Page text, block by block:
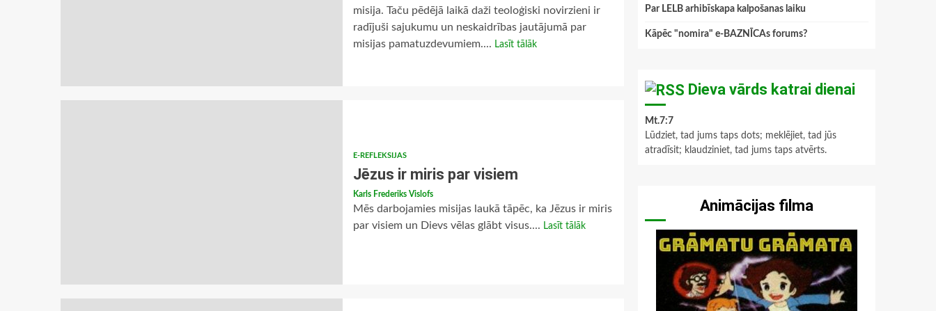
misija. Taču pēdējā laikā daži teoloģiski novirzieni ir
radījuši sajukumu un neskaidrības jautājumā par
misijas pamatuzdevumiem.... Lasīt tālāk
E-REFLEKSIJAS
Jēzus ir miris par visiem
Karls Frederiks Vislofs
Mēs darbojamies misijas laukā tāpēc, ka Jēzus ir miris
par visiem un Dievs vēlas glābt visus.... Lasīt tālāk
Par LELB arhibīskapa kalpošanas laiku
Kāpēc "nomira" e-BAZNĪCAs forums?
Dieva vārds katrai dienai
Mt.7:7
Lūdziet, tad jums taps dots; meklējiet, tad jūs
atradīsit; klaudziniet, tad jums taps atvērts.
Animācijas filma